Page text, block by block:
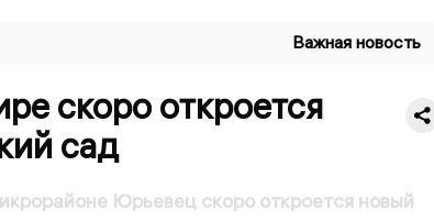
Важная новость
скоро откроется
сад
Юрьевец скоро откроется новый